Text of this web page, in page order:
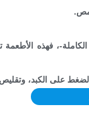
الكاملة-، فهذه
على الكبد،